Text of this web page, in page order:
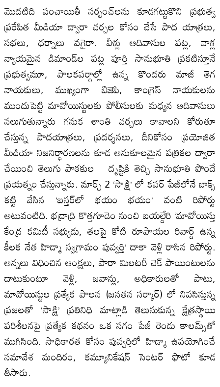
మొదటిది పంచాయితీ సర్పంచ్‌లను కూడగట్టుకొని ప్రభుత్వ
ప్రరేపిత మీడియా ద్వారా చర్చల కోసం చేసే పాద యాత్రలు,
సభలు, ధర్నాలు వగైరా. వీళ్లు ఆదివాసుల పట్ల, వాళ్ల
న్యాయమైన డిమాండ్‌ల పట్ల పూర్తి సానుభూతి ప్రకటిస్తూనే
ప్రభుత్వమూ, పాలకవర్గాల్లో ఉన్న కొందరు మాజీ తెగ
నాయకులు, ముఖ్యంగా బిజెపి, కాంగ్రెస్‌ నాయకులను
ముందుపెట్టి మావోయిస్టులకు పోలీసులకు మధ్యన ఆదివాసులు
నలుగుతున్నారు గనుక శాంతి చర్చలు కావాలని కోరుతూ
చేస్తున్న పాదయాత్రలు, ప్రదర్శనలు, దీనికోసం ప్రయోజిత
మీడియా నిజనిర్ధారణలను కూడ అనుకూలమైన పత్రికల ద్వారా
చేయించి తెలుగు పాఠకుల దృష్టికి తెచ్చి సానుభూతి పొందే
ప్రయత్నం చేస్తున్నారు. మార్చ్‌ 2 ‘సాక్షి’ లో కవర్‌ పేజీలోనే బాక్స్‌
కట్టి వేసిన ‘బస్తర్‌లో భయం భయం’ వంటి రిపోర్టు
అటువంటిది. భద్రాద్రి కొత్తగూడెం నుంచి బయల్దేరి ‘మావోయిస్తు
కేంద్ర కమిటీ సభ్యుడు, తలపై కోటి రూపాయల రివార్డ్‌ ఉన్న
కీలక నేత హిడ్మా స్వగ్రామం పువ్వర్తి’ దాకా వెళ్లి రాసిన రిపోర్టు.
అన్నలు విధించిన ఆంక్షలు, పారా మిలటరీ చెక్‌ పాయింటులను
దాటుకుంటూ వెళ్లి, జవాన్లు, అధికారులతో పాటు,
మావోయిస్టుల ప్రత్యేక పాలన (జనతన సర్కార్‌) లో నివసిస్తున్న
ప్రజలతో ‘సాక్షి’ ప్రతినిధి మాట్లాడి తెలుసుకున్న క్షేత్రస్థాయి
పరిశీలనపై ప్రత్యేక కథనం ఒక సగం పేజీ రెండు కాలమ్స్‌తో
ముగిసింది. సాధికారత కోసం పువ్వర్తిలో హిడ్మా ఉపయోగించే
సమావేశ మందిరం, కమ్యూనికేషన్‌ సెంటర్‌ ఫొటో కూడ
తీసారు.